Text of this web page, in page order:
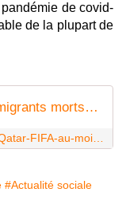
pandémie de covid-
de la plupart de
Le prix du foot : 6500 travailleurs migrants morts sur les chantiers liés au Mondial 2022 au Qatar
#Actualité sociale